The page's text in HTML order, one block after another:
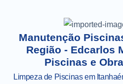
Manutenção
Região - Edcarlos
Piscinas e
Limpeza de Piscinas em